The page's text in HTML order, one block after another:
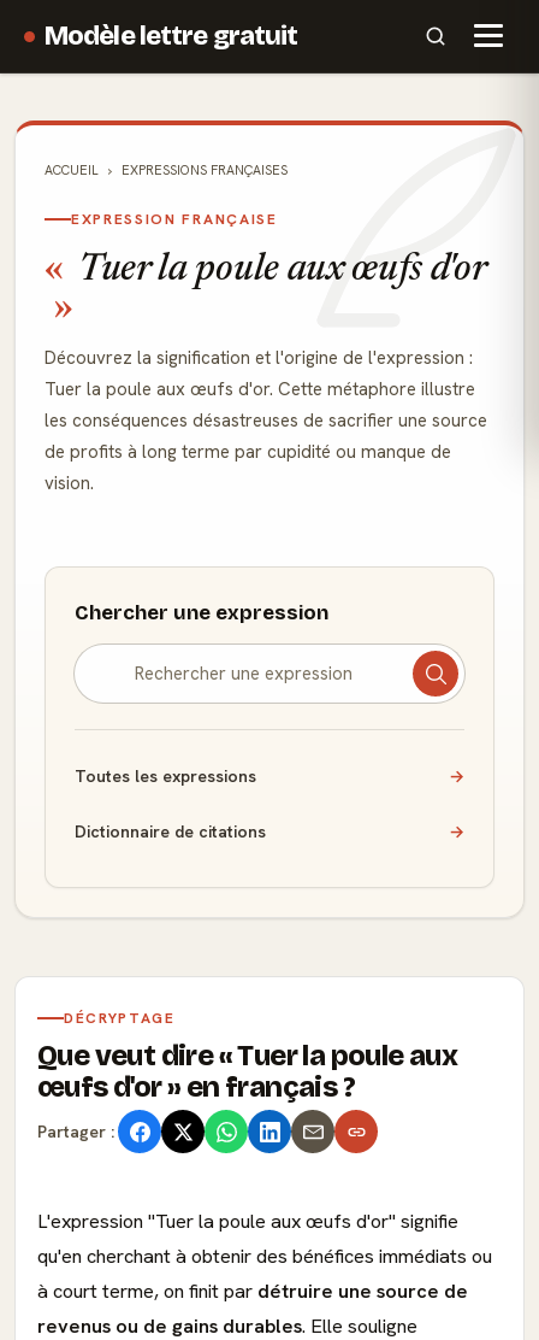
Modèle lettre gratuit
ACCUEIL EXPRESSIONS FRANÇAISES
EXPRESSION FRANÇAISE
Tuer la poule aux œufs d'or
Découvrez la signification et l'origine de l'expression :
Tuer la poule aux œufs d'or. Cette métaphore illustre
les conséquences désastreuses de sacrifier une source
de profits à long terme par cupidité ou manque de
vision.
Chercher une expression
Toutes les expressions →
Dictionnaire de citations →
DÉCRYPTAGE
Que veut dire
Tuer la poule aux
œufs d'or
en français ?
Partager :
L'expression "Tuer la poule aux œufs d'or" signifie
qu'en cherchant à obtenir des bénéfices immédiats ou
à court terme, on finit par détruire une source de
revenus ou de gains durables. Elle souligne